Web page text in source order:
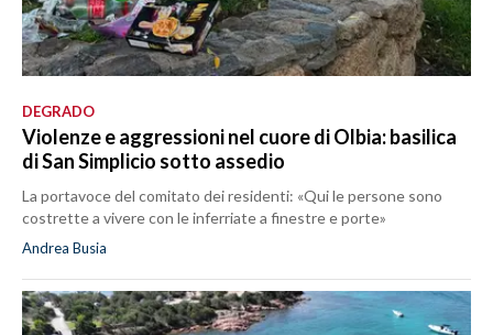
DEGRADO
Violenze e aggressioni nel cuore di Olbia: basilica
di San Simplicio sotto assedio
La portavoce del comitato dei residenti: «Qui le persone sono
costrette a vivere con le inferriate a finestre e porte»
Andrea Busia